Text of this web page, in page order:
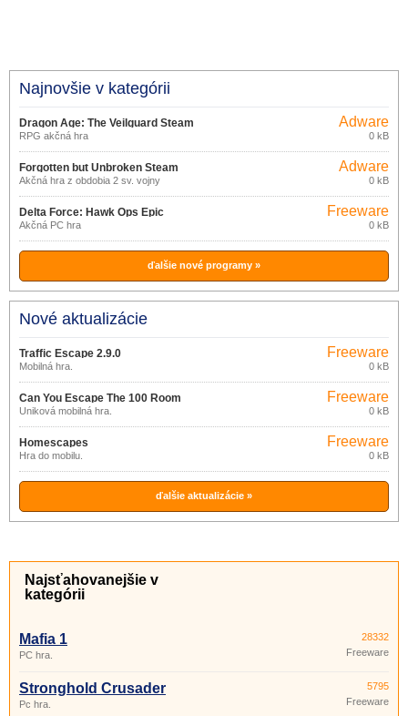
Najnovšie v kategórii
Dragon Age: The Veilguard Steam
RPG akčná hra
Adware
0 kB
Forgotten but Unbroken Steam
Akčná hra z obdobia 2 sv. vojny
Adware
0 kB
Delta Force: Hawk Ops Epic
Games Store
Akčná PC hra
Freeware
0 kB
ďalšie nové programy »
Nové aktualizácie
Traffic Escape 2.9.0
Mobilná hra.
Freeware
0 kB
Can You Escape The 100 Room
Úniková mobilná hra.
Freeware
0 kB
Homescapes
Hra do mobilu.
Freeware
0 kB
ďalšie aktualizácie »
Najsťahovanejšie v
kategórii
Mafia 1
PC hra.
28332
Freeware
Stronghold Crusader
Pc hra.
5795
Freeware